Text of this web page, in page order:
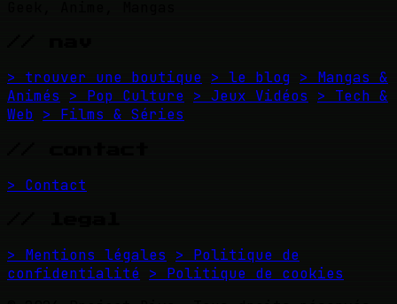
> trouver une boutique > le blog > Mangas &
Animés
> Pop Culture > Jeux Vidéos
> Tech &
Web > Films & Séries
> Contact
> Mentions légales
> Politique de
confidentialité > Politique de cookies